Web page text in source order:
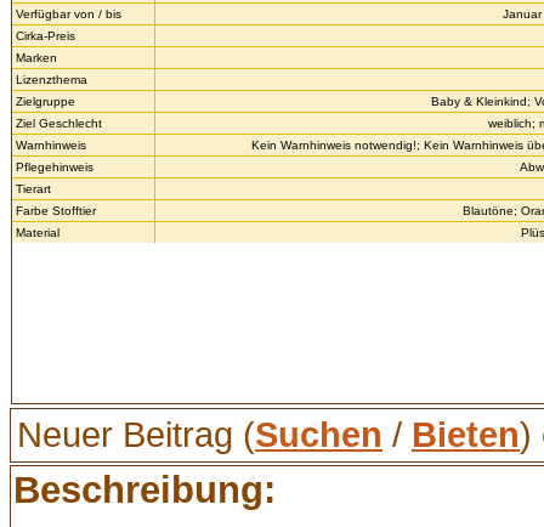
Verfügbar von / bis
Cirka-Preis
Marken
Lizenzthema
Zielgruppe
Baby & Kleinkind;
Ziel Geschlecht
weiblich;
Warnhinweis
Kein Warnhinweis notwendig!; Kein Warnhinweis
Pflegehinweis
Tierart
Farbe Stofftier
Blautöne;
Material
Neuer Beitrag (Suchen / Bieten)
Beschreibung: